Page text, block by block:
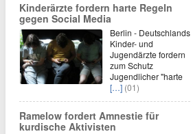
Kinderärzte fordern harte Regeln
gegen Social Media
Berlin - Deutschlands
Kinder- und
Jugendärzte fordern
zum Schutz
Jugendlicher "harte
[…] (01)
Ramelow fordert Amnestie für
kurdische Aktivisten